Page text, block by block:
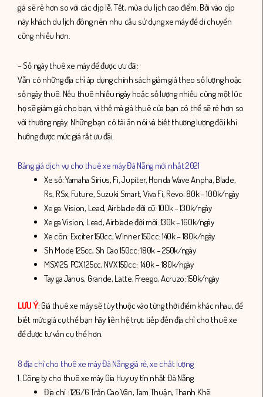
giá sẽ rẻ hơn so với các dịp lễ, Tết, mùa du lịch cao điểm. Bởi vào dịp
này khách du lịch đông nên nhu cầu sử dụng xe máy để di chuyển
cũng nhiều hơn.
– Số ngày thuê xe máy để được ưu đãi:
Vẫn có những địa chỉ áp dụng chính sách giảm giá theo số lượng hoặc
số ngày thuê. Nếu thuê nhiều ngày hoặc số lượng nhiều cùng một lúc
họ sẽ giảm giá cho bạn, vì thế mà giá thuê của bạn có thể sẽ rẻ hơn so
với thường ngày. Những bạn có tài ăn nói và biết thương lượng đôi khi
hưởng được mức giá rất ưu đãi.
Bảng giá dịch vụ cho thuê xe máy Đà Nẵng mới nhất 2021
Xe số: Yamaha Sirius, Fi, Jupiter, Honda Wave Anpha, Blade,
Rs, RSx, Future, Suzuki Smart, Viva Fi, Revo: 80k – 100k/ngày
Xe ga: Vision, Lead, Airblade đời cũ: 100k – 130k/ngày
Xe ga Vision, Lead, Airblade đời mới: 130k – 160k/ngày
Xe côn: Exciter 150cc, Winner 150cc: 140k – 180k/ngày
Sh Mode 125cc, Sh Cao 150cc: 180k – 250k/ngày
MSX125, PCX 125cc, NVX 150cc: 140k – 180k/ngày
Tay ga Janus, Grande, Latte, Freego, Acruzo: 150k/ngày
LƯU Ý: Giá thuê xe máy sẽ tùy thuộc vào từng thời điểm khác nhau, để
biết mức giá cụ thể bạn hãy liên hệ trực tiếp đến địa chỉ cho thuê xe
để được tư vấn cụ thể hơn.
8 địa chỉ cho thuê xe máy Đà Nẵng giá rẻ, xe chất lượng
1. Công ty cho thuê xe máy Gia Huy uy tín nhất Đà Nẵng
Địa chỉ : 126/6 Trần Cao Vân, Tam Thuận, Thanh Khê